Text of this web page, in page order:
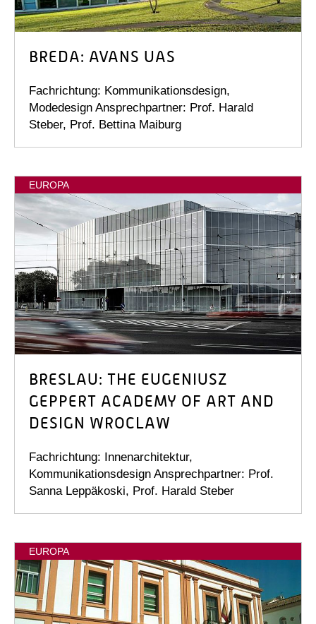
BREDA: AVANS UAS
Fachrichtung: Kommunikationsdesign,
Modedesign Ansprechpartner: Prof. Harald
Steber, Prof. Bettina Maiburg
EUROPA
BRESLAU: THE EUGENIUSZ
GEPPERT ACADEMY OF ART AND
DESIGN WROCLAW
Fachrichtung: Innenarchitektur,
Kommunikationsdesign Ansprechpartner: Prof.
Sanna Leppäkoski, Prof. Harald Steber
EUROPA